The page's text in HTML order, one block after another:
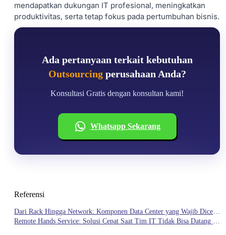
mendapatkan dukungan IT profesional, meningkatkan
produktivitas, serta tetap fokus pada pertumbuhan bisnis.
Ada pertanyaan terkait kebutuhan
Outsourcingperusahaan Anda?
Konsultasi Gratis dengan konsultan kami!
Whatsapp Sekarang
Referensi
Dari Rack Hingga Network: Komponen Data Center yang Wajib Dicek
Secara Berkala
Remote Hands Service: Solusi Cepat Saat Tim IT Tidak Bisa Datang ke